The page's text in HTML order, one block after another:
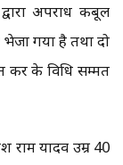
अपराध कबूल
गया है तथा दो
कर के विधि सम्मत
राम यादव उम्र 40